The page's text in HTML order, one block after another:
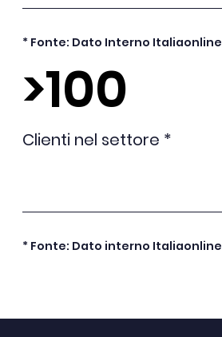
* Fonte: Dato Interno Italiaonline
>100
Clienti nel settore *
* Fonte: Dato interno Italiaonline